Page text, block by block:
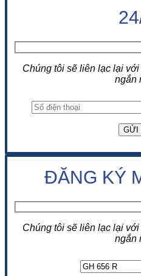
Chúng tôi sẽ liên lạc lại
ngắn
ĐĂNG KÝ
Chúng tôi sẽ liên lạc lại
ngắn